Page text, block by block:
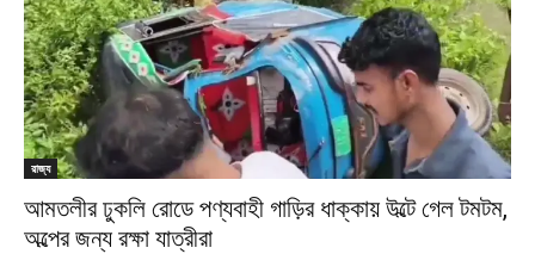
রাজ্য
আমতলীর ঢুকলি রোডে পণ্যবাহী গাড়ির ধাক্কায় উল্টে গেল টমটম,
অল্পের জন্য রক্ষা যাত্রীরা